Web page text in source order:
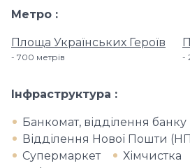
Метро
Площа Українських Героїв
700 метрiв
Інфраструктура
Банкомат, відділення банку
Відділення Нової Пошти
Супермаркет
Хімчистка